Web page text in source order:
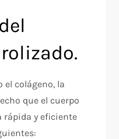
el colágeno, la
que el cuerpo
rápida y eficiente